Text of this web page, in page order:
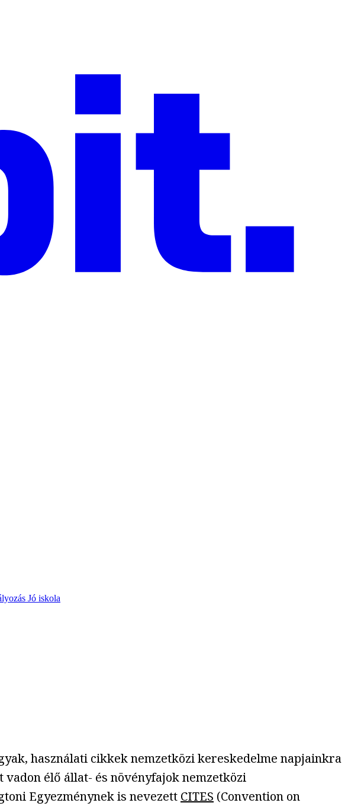
Jó iskola
használati cikkek nemzetközi kereskedelme napjainkra
élő állat- és növényfajok nemzetközi
Egyezménynek is nevezett CITES (Convention on